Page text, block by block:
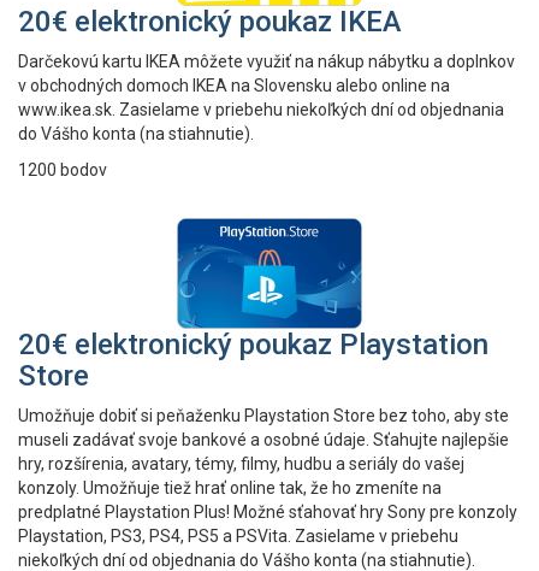
20€ elektronický poukaz IKEA
Darčekovú kartu IKEA môžete využiť na nákup nábytku a doplnkov
v obchodných domoch IKEA na Slovensku alebo online na
www.ikea.sk. Zasielame v priebehu niekoľkých dní od objednania
do Vášho konta (na stiahnutie).
1200 bodov
20€ elektronický poukaz Playstation
Store
Umožňuje dobiť si peňaženku Playstation Store bez toho, aby ste
museli zadávať svoje bankové a osobné údaje. Sťahujte najlepšie
hry, rozšírenia, avatary, témy, filmy, hudbu a seriály do vašej
konzoly. Umožňuje tiež hrať online tak, že ho zmeníte na
predplatné Playstation Plus! Možné sťahovať hry Sony pre konzoly
Playstation, PS3, PS4, PS5 a PSVita. Zasielame v priebehu
niekoľkých dní od objednania do Vášho konta (na stiahnutie).